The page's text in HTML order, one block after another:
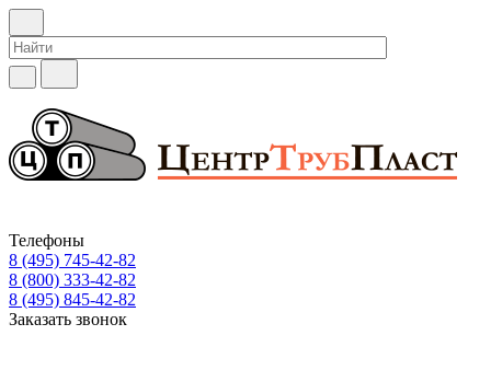
Телефоны
8 (495) 745-42-82
8 (800) 333-42-82
8 (495) 845-42-82
Заказать звонок